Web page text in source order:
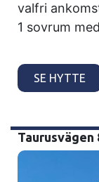
valfri
1 sovrum
SE HYTTE
Taurusvägen